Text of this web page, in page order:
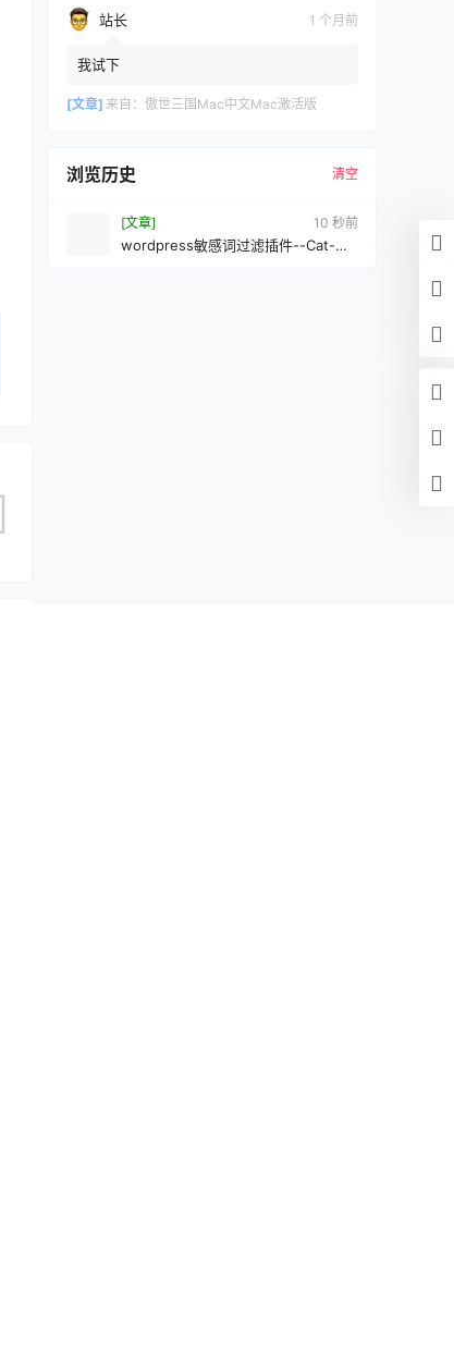
站长 1 个月前
我试下
[文章] 来自： 傲世三国Mac中文Mac激活版
浏览历史 清空
[文章] 10 秒前
wordpress敏感词过滤插件--Cat-